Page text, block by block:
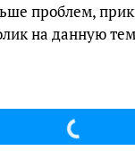
проблем,
на данную